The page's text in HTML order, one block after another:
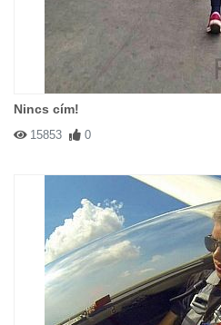
Nincs cím!
15853 0